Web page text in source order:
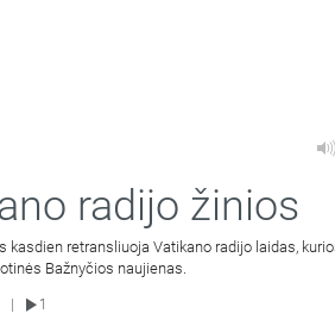
radijo žinios
kasdien retransliuoja Vatikano radijo laidas,
Bažnyčios naujienas.
1